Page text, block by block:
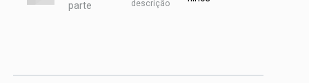
parte
descrição